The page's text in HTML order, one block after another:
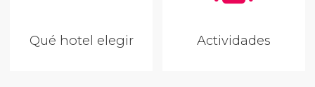
Qué hotel elegir Actividades